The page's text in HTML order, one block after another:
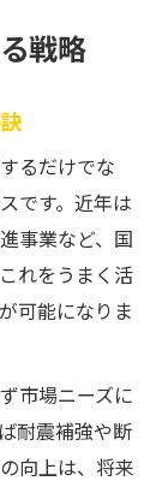
本ステッ
制度一覧
トを解説
続き方法
る実践例
解説
化する方法
用を比較
戦略
るだけでな
です。近年は
事業など、国
れをうまく活
可能になりま
市場ニーズに
耐震補強や断
向上は、将来